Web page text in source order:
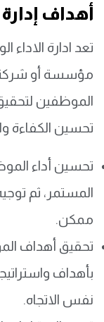
أهداف
تعد ادارة الاداء
مؤسسة أو
الموظفين
تحسين الكفاءة
تحسين أداء
المستمر، ثم
ممكن.
تحقيق أهداف
بأهداف
نفس الاتجاه.